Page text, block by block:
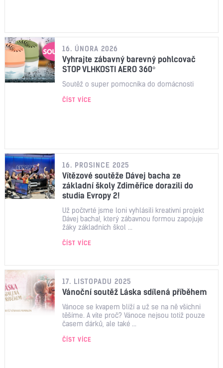
16. ÚNORA 2026
Vyhrajte zábavný barevný pohlcovač
STOP VLHKOSTI AERO 360°
Soutěž o super pomocníka do domácnosti
ČÍST VÍCE
16. PROSINCE 2025
Vítězové soutěže Dávej bacha ze
základní školy Zdiměřice dorazili do
studia Evropy 2!
Už počtvrté jsme loni vyhlásili kreativní projekt
Dávej bacha!, který zábavnou formou zapojuje
žáky základních škol ...
ČÍST VÍCE
17. LISTOPADU 2025
Vánoční soutěž Láska sdílená příběhem
Vánoce se kvapem blíží a už se na ně všichni
těšíme. A víte proč? Vánoce nejsou totiž pouze
časem dárků, ale také ...
ČÍST VÍCE